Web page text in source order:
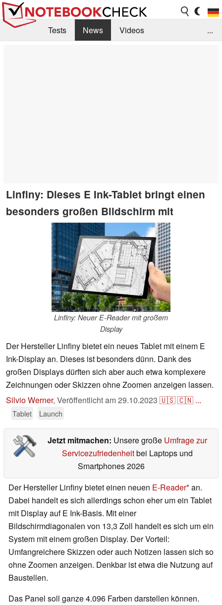
Tests News
Videos
...
Linfiny: Dieses E Ink-Tablet bringt einen
besonders großen Bildschirm mit
Linfiny: Neuer E-Reader mit großem
Display
Der Hersteller Linfiny bietet ein neues Tablet mit einem E
Ink-Display an. Dieses ist besonders dünn. Dank des
großen Displays dürften sich aber auch etwa komplexere
Zeichnungen oder Skizzen ohne Zoomen anzeigen lassen.
Silvio Werner, Veröffentlicht am29.10.2023 🇺🇸🇨🇳 ...
Tablet Launch
Jetzt mitmachen: Unsere große Umfrage zur
Servicezufriedenheitbei Laptops und
Smartphones 2026
Der Hersteller Linfiny bietet einen neuen E-Reader an.
Dabei handelt es sich allerdings schon eher um ein Tablet
mit Display auf E Ink-Basis. Mit einer
Bildschirmdiagonalen von 13,3 Zoll handelt es sich um ein
System mit einem großen Display. Der Vorteil:
Umfangreichere Skizzen oder auch Notizen lassen sich so
ohne Zoomen anzeigen. Denkbar ist etwa die Nutzung auf
Baustellen.
Das Panel soll ganze 4.096 Farben darstellen können.